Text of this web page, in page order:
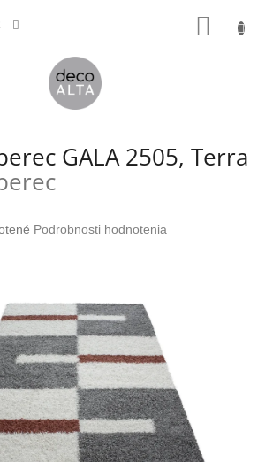
GALA 2505, Terra
Podrobnosti hodnotenia